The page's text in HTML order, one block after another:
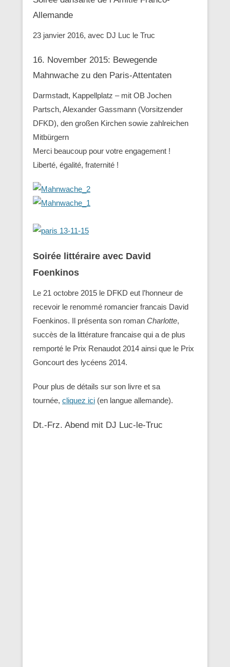
Allemande
23 janvier 2016, avec DJ Luc le Truc
16. November 2015: Bewegende
Mahnwache zu den ‪Paris-Attentaten
Darmstadt, Kappellplatz – mit OB Jochen
Partsch, Alexander Gassmann (Vorsitzender
‪‎DFKD), den großen Kirchen sowie zahlreichen
Mitbürgern
Merci beaucoup pour votre engagement !
Liberté, égalité, fraternité !
Soirée littéraire avec David
Foenkinos
Le 21 octobre 2015 le DFKD eut l’honneur de
recevoir le renommé romancier francais David
Foenkinos. Il présenta son roman Charlotte,
succès de la littérature francaise qui a de plus
remporté le Prix Renaudot 2014 ainsi que le Prix
Goncourt des lycéens 2014.
Pour plus de détails sur son livre et sa
tournée, cliquez ici (en langue allemande).
Dt.-Frz. Abend mit DJ Luc-le-Truc